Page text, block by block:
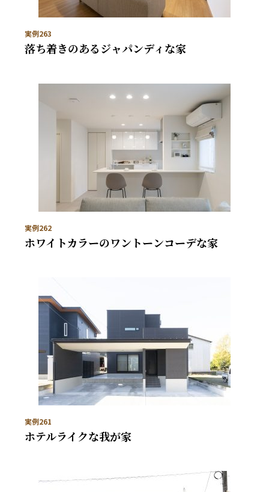
実例263
落ち着きのあるジャパンディな家
実例262
ホワイトカラーのワントーンコーデな家
実例261
ホテルライクな我が家